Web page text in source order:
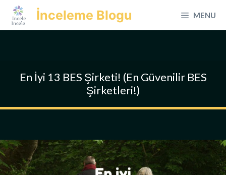
İçeriğe
atla
İnceleme Blogu MENU
En İyi 13 BES Şirketi! (En Güvenilir BES
Şirketleri!)